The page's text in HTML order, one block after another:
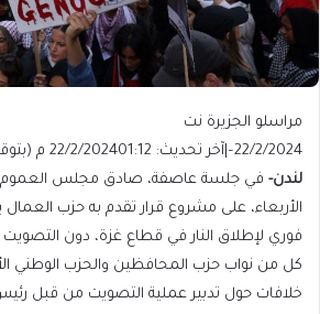
مراسلو الجزيرة نت
22/2/2024
– آخر تحديث: 22/2/2024 01:12 م (بتوقيت مكة المكرمة)
لندن- في جلسة عاصفة، صادق مجلس العموم
الأربعاء، على مشروع قرار تقدم به حزب
فوري لإطلاق النار في قطاع غزة، دون التصويت
كل من نواب حزب المحافظين والحزب الوطني
خلافات حول تدبير عملية التصويت من قبل